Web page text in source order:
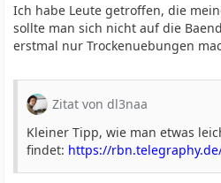
Ich habe Leute getroffen, die
sollte man sich nicht auf die
erstmal nur Trockenuebungen
Zitat von dl3naa
Kleiner Tipp, wie man etwas
findet: https://